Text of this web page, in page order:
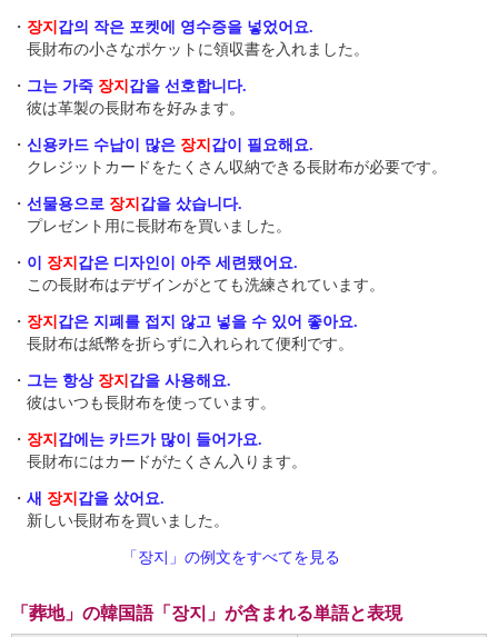
・ 장지 갑의 작은 포켓에 영수증을 넣었어요.
長財布の小さなポケットに領収書を入れました。
・ 그는 가죽 장지 갑을 선호합니다.
彼は革製の長財布を好みます。
・ 신용카드 수납이 많은 장지 갑이 필요해요.
クレジットカードをたくさん収納できる長財布が必要です。
・ 선물용으로 장지 갑을 샀습니다.
プレゼント用に長財布を買いました。
・ 이 장지 갑은 디자인이 아주 세련됐어요.
この長財布はデザインがとても洗練されています。
・ 장지 갑은 지폐를 접지 않고 넣을 수 있어 좋아요.
長財布は紙幣を折らずに入れられて便利です。
・ 그는 항상 장지 갑을 사용해요.
彼はいつも長財布を使っています。
・ 장지 갑에는 카드가 많이 들어가요.
長財布にはカードがたくさん入ります。
・ 새 장지 갑을 샀어요.
新しい長財布を買いました。
「장지」の例文をすべてを見る
「葬地」の韓国語「장지」が含まれる単語と表現